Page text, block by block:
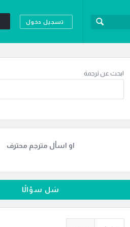
تسجيل دخول
الجانبية
ابحث عن ترجمة
او اسأل مترجم محترف
سَل سؤالًا